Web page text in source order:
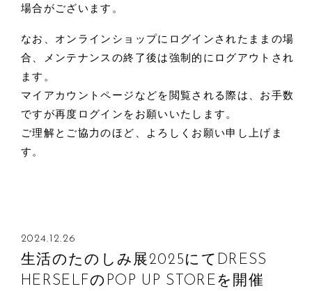
場合がございます。
なお、オンラインショップにログインされたままの場
合、メンテナンスの終了後は強制的にログアウトされ
ます。
マイアカウントページなどを閲覧される際は、お手数
ですが再度ログインをお願いいたします。
ご理解とご協力のほど、よろしくお願い申し上げま
す。
2024.12.26
生活のたのしみ展2025にてDRESS
HERSELFのPOP UP STOREを開催